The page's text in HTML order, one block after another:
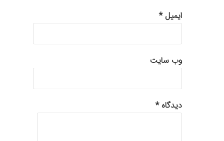
ایمیل*
وب‌ سایت
دیدگاه*